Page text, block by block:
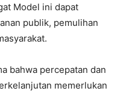
Model ini dapat
publik, pemulihan
bahwa percepatan dan
memerlukan